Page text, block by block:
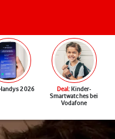
2026 Deal: Kinder-
Smartwatches bei
Vodafone